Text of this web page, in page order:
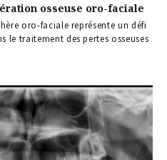
osseuse oro-faciale
oro-faciale représente un défi
traitement des pertes osseuses